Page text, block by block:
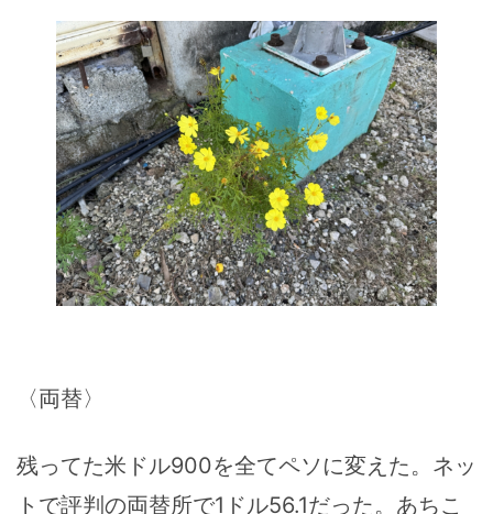
〈両替〉
残ってた米ドル900を全てペソに変えた。ネッ
トで評判の両替所で1ドル56.1だった。あちこ